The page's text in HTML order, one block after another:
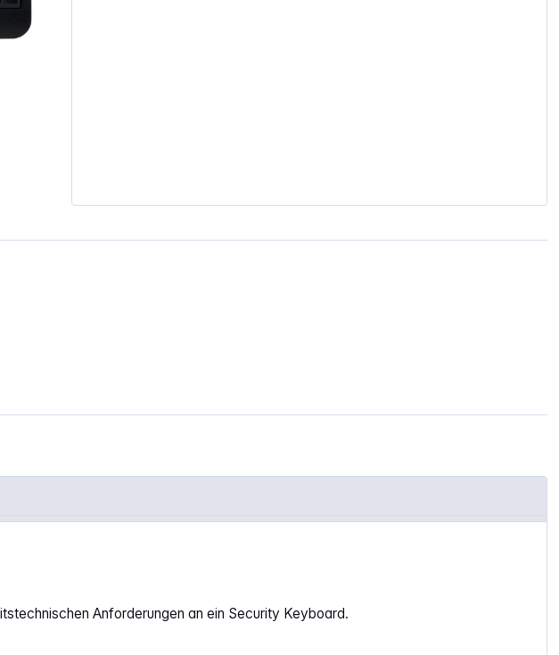
Anforderungen an ein Security Keyboard.